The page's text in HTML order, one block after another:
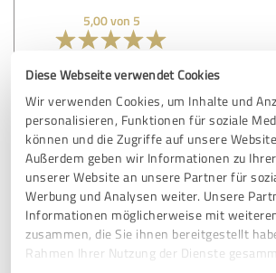
Diese Webseite verwendet Cookies
Wir verwenden Cookies, um Inhalte und
personalisieren, Funktionen für soziale
können und die Zugriffe auf unsere
Außerdem geben wir Informationen zu
unserer Website an unsere Partner für
Werbung und Analysen weiter. Unsere
Informationen möglicherweise mit
zusammen, die Sie ihnen bereitgestellt
Rahmen Ihrer Nutzung der Dienste
5,00 von 5
SEHR GUT
Sehr empfehlenswerter Fachanwalt für
besonders für die Themen
Abfindung.
Erfahrungsbericht & Bewertung zu:
ADVOLAW - KANZLEI FÜR